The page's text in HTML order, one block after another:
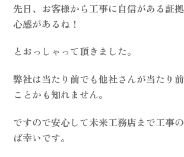
先日、お客様から工事に自信がある証
心感があるね！
とおっしゃって頂きました。
弊社は当たり前でも他社さんが当たり
ことかも知れません。
ですので安心して未来工務店まで工事
ば幸いです。